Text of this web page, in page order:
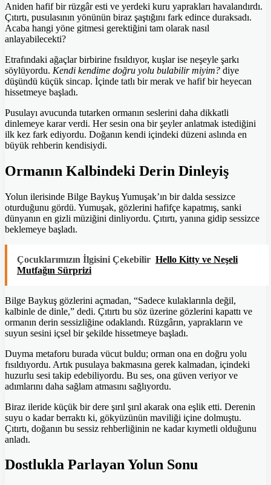
Aniden hafif bir rüzgâr esti ve yerdeki kuru yaprakları havalandırdı.
Çıtırtı, pusulasının yönünün biraz şaştığını fark edince duraksadı.
Acaba hangi yöne gitmesi gerektiğini tam olarak nasıl
anlayabilecekti?
Etrafındaki ağaçlar birbirine fısıldıyor, kuşlar ise neşeyle şarkı
söylüyordu. Kendi kendime doğru yolu bulabilir miyim? diye
düşündü küçük sincap. İçinde tatlı bir merak ve hafif bir heyecan
hissetmeye başladı.
Pusulayı avucunda tutarken ormanın seslerini daha dikkatli
dinlemeye karar verdi. Her sesin ona bir şeyler anlatmak istediğini
ilk kez fark ediyordu. Doğanın kendi içindeki düzeni aslında en
büyük rehberin kendisiydi.
Ormanın Kalbindeki Derin Dinleyiş
Yolun ilerisinde Bilge Baykuş Yumuşak’ın bir dalda sessizce
oturduğunu gördü. Yumuşak, gözlerini hafifçe kapatmış, sanki
dünyanın en gizli müziğini dinliyordu. Çıtırtı, yanına gidip sessizce
beklemeye başladı.
Çocuklarımızın İlgisini Çekebilir Hello Kitty ve Neşeli
Mutfağın Sürprizi
Bilge Baykuş gözlerini açmadan, “Sadece kulaklarınla değil,
kalbinle de dinle,” dedi. Çıtırtı bu söz üzerine gözlerini kapattı ve
ormanın derin sessizliğine odaklandı. Rüzgârın, yaprakların ve
suyun sesini içsel bir şekilde hissetmeye başladı.
Duyma metaforu burada vücut buldu; orman ona en doğru yolu
fısıldıyordu. Artık pusulaya bakmasına gerek kalmadan, içindeki
huzurlu sesi takip edebiliyordu. Bu ses, ona güven veriyor ve
adımlarını daha sağlam atmasını sağlıyordu.
Biraz ileride küçük bir dere şırıl şırıl akarak ona eşlik etti. Derenin
suyu o kadar berraktı ki, gökyüzünün maviliği içine dolmuştu.
Çıtırtı, doğanın bu sessiz rehberliğinin ne kadar kıymetli olduğunu
anladı.
Dostlukla Parlayan Yolun Sonu